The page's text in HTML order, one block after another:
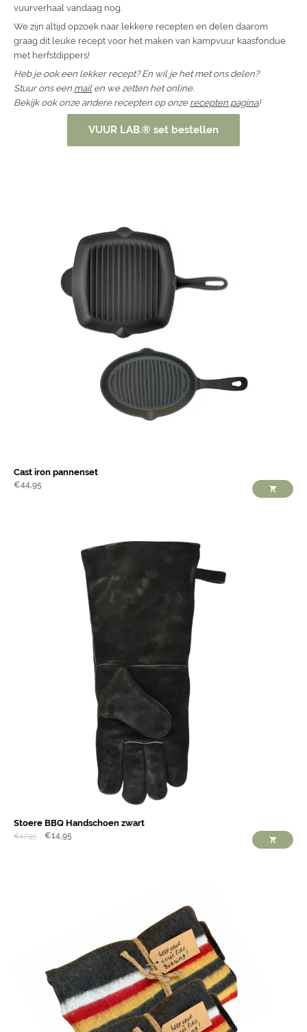
vuurverhaal vandaag nog.
We zijn altijd opzoek naar lekkere recepten en delen daarom
graag dit leuke recept voor het maken van kampvuur kaasfondue
met herfstdippers!
Heb je ook een lekker recept? En wil je het met ons delen?
Stuur ons een mailen we zetten het online.
Bekijk ook onze andere recepten op onze recepten pagina!
VUUR LAB.® set bestellen
Cast iron pannenset
€44,95
Stoere BBQ Handschoen zwart
€17,95 €14,95